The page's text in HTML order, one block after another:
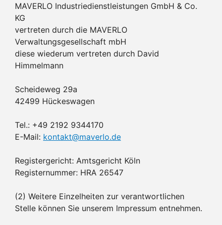
MAVERLO Industriedienstleistungen GmbH & Co.
KG
vertreten durch die MAVERLO
Verwaltungsgesellschaft mbH
diese wiederum vertreten durch David
Himmelmann
Scheideweg 29a
42499 Hückeswagen
Tel.: +49 2192 9344170
E-Mail: kontakt@maverlo.de
Registergericht: Amtsgericht Köln
Registernummer: HRA 26547
(2) Weitere Einzelheiten zur verantwortlichen
Stelle können Sie unserem Impressum entnehmen.